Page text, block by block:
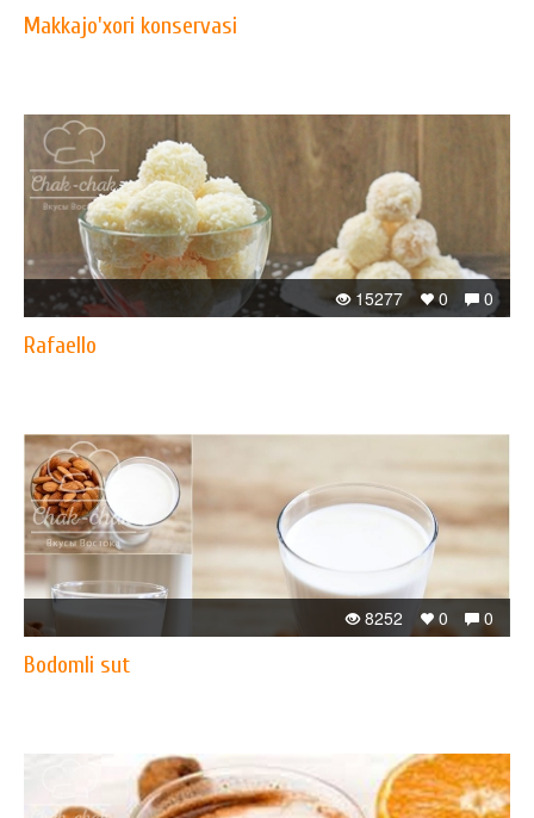
Makkajo'xori konservasi
0
0
15277
Rafaello
0
0
8252
Bodomli sut